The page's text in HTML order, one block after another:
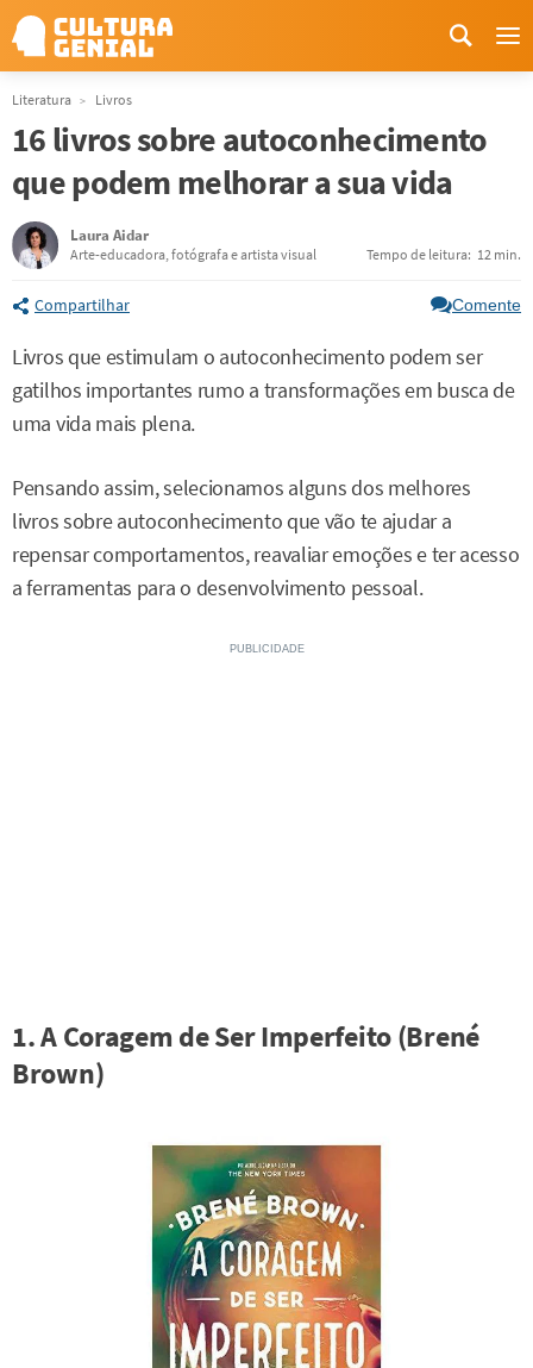
Literatura Livros
16 livros sobre autoconhecimento
que podem melhorar a sua vida
Laura Aidar
Arte-educadora, fotógrafa e artista visual Tempo de leitura: 12 min.
Compartilhar Comente
Livros que estimulam o autoconhecimento podem ser
gatilhos importantes rumo a transformações em busca de
uma vida mais plena.
Pensando assim, selecionamos alguns dos melhores
livros sobre autoconhecimento que vão te ajudar a
repensar comportamentos, reavaliar emoções e ter acesso
a ferramentas para o desenvolvimento pessoal.
1. A Coragem de Ser Imperfeito (Brené
Brown)